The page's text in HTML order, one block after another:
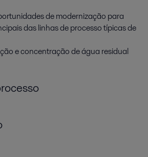
de modernização para
das linhas de processo típicas de
e concentração de água residual